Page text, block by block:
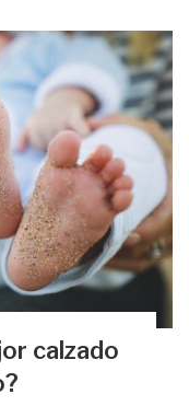
calzado